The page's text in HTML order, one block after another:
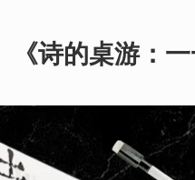
《诗的桌游：